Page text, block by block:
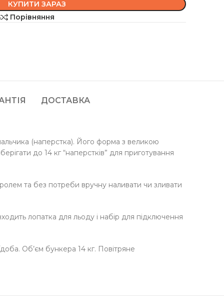
КУПИТИ ЗАРАЗ
Порівняння
ДОСТАВКА
(наперстка). Його форма з великою
до 14 кг “наперстків” для приготування
та без потреби вручну наливати чи зливати
лопатка для льоду і набір для підключення
Об’єм бункера 14 кг. Повітряне